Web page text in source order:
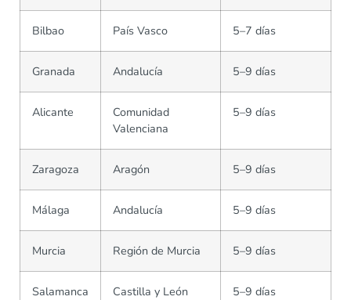
Bilbao País Vasco 5–7 días
Granada Andalucía 5–9 días
Alicante
Comunidad
Valenciana
5–9 días
Zaragoza Aragón 5–9 días
Málaga Andalucía 5–9 días
Murcia Región de Murcia 5–9 días
Salamanca Castilla y León 5–9 días